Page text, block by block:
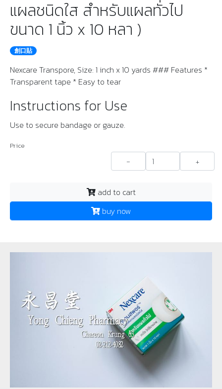
แผลชนิดใส สำหรับแผลทั่วไป
ขนาด 1 นิ้ว x 10 หลา )
創口貼
Nexcare Transpore, Size: 1 inch x 10 yards ### Features *
Transparent tape * Easy to tear
Instructions for Use
Use to secure bandage or gauze.
Price
- +
add to cart
buy now